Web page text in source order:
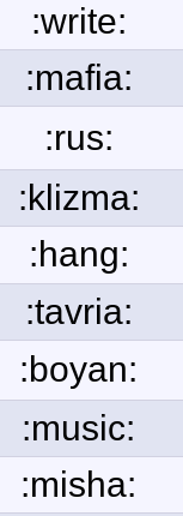
:write:
:mafia:
:rus:
:klizma:
:hang:
:tavria:
:boyan:
:music:
:misha: